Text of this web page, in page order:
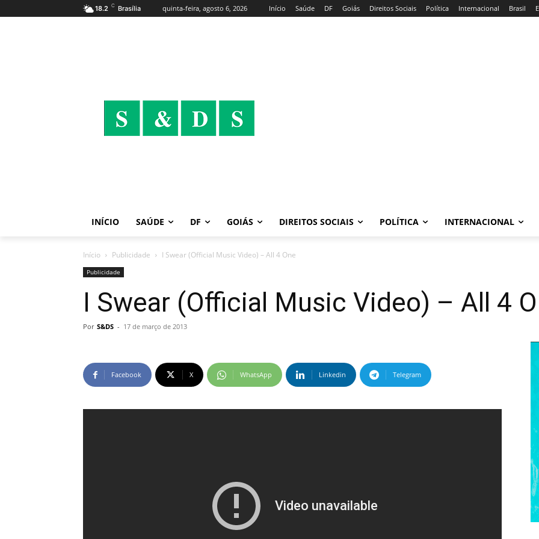
18.2 C Brasília quinta-feira, agosto 6, 2026 Início Saúde DF Goiás Direitos Sociais Política Internacional Brasil
INÍCIO SAÚDE DF GOIÁS DIREITOS SOCIAIS POLÍTICA INTERNACIONAL
Início Publicidade I Swear (Official Music Video) – All 4 One
Publicidade
I Swear (Official Music Video) – All 4
Por S&DS - 17 de março de 2013
Facebook X WhatsApp Linkedin Telegram